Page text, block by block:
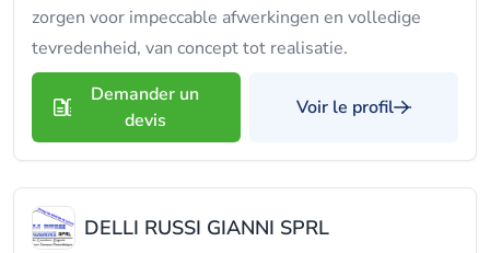
zorgen voor impeccable afwerkingen en volledige
tevredenheid, van concept tot realisatie.
Demander un
devis
Voir le profil
DELLI RUSSI GIANNI SPRL